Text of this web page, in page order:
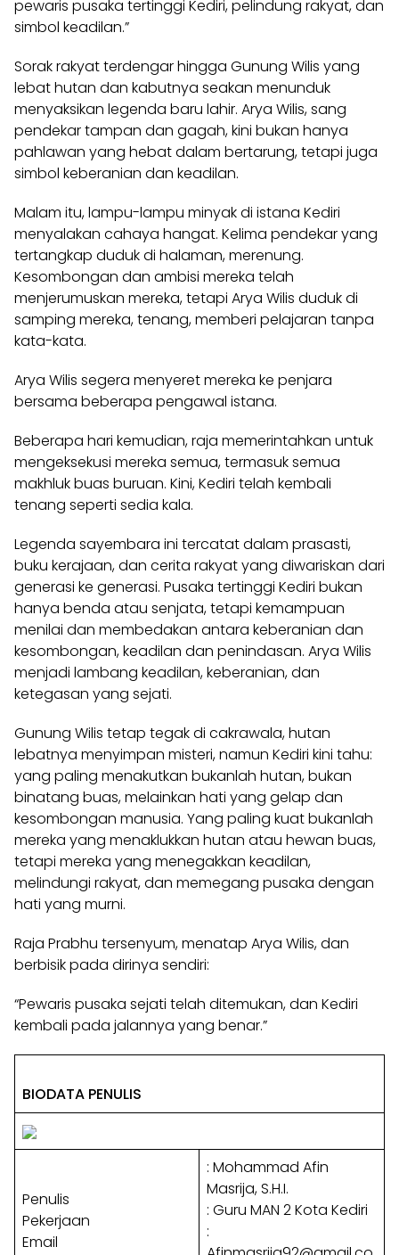
pewaris pusaka tertinggi Kediri, pelindung rakyat, dan
simbol keadilan.”
Sorak rakyat terdengar hingga Gunung Wilis yang
lebat hutan dan kabutnya seakan menunduk
menyaksikan legenda baru lahir. Arya Wilis, sang
pendekar tampan dan gagah, kini bukan hanya
pahlawan yang hebat dalam bertarung, tetapi juga
simbol keberanian dan keadilan.
Malam itu, lampu-lampu minyak di istana Kediri
menyalakan cahaya hangat. Kelima pendekar yang
tertangkap duduk di halaman, merenung.
Kesombongan dan ambisi mereka telah
menjerumuskan mereka, tetapi Arya Wilis duduk di
samping mereka, tenang, memberi pelajaran tanpa
kata-kata.
Arya Wilis segera menyeret mereka ke penjara
bersama beberapa pengawal istana.
Beberapa hari kemudian, raja memerintahkan untuk
mengeksekusi mereka semua, termasuk semua
makhluk buas buruan. Kini, Kediri telah kembali
tenang seperti sedia kala.
Legenda sayembara ini tercatat dalam prasasti,
buku kerajaan, dan cerita rakyat yang diwariskan dari
generasi ke generasi. Pusaka tertinggi Kediri bukan
hanya benda atau senjata, tetapi kemampuan
menilai dan membedakan antara keberanian dan
kesombongan, keadilan dan penindasan. Arya Wilis
menjadi lambang keadilan, keberanian, dan
ketegasan yang sejati.
Gunung Wilis tetap tegak di cakrawala, hutan
lebatnya menyimpan misteri, namun Kediri kini tahu:
yang paling menakutkan bukanlah hutan, bukan
binatang buas, melainkan hati yang gelap dan
kesombongan manusia. Yang paling kuat bukanlah
mereka yang menaklukkan hutan atau hewan buas,
tetapi mereka yang menegakkan keadilan,
melindungi rakyat, dan memegang pusaka dengan
hati yang murni.
Raja Prabhu tersenyum, menatap Arya Wilis, dan
berbisik pada dirinya sendiri:
“Pewaris pusaka sejati telah ditemukan, dan Kediri
kembali pada jalannya yang benar.”
BIODATA PENULIS
Penulis
Pekerjaan
Email
: Mohammad Afin
Masrija, S.H.I.
: Guru MAN 2 Kota Kediri
: